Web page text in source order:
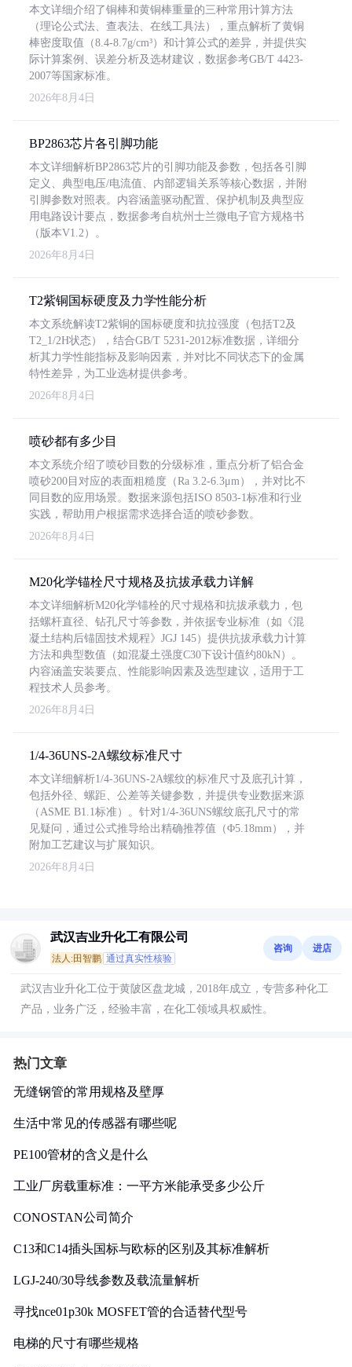
本文详细介绍了铜棒和黄铜棒重量的三种常用计算方法
（理论公式法、查表法、在线工具法），重点解析了黄铜
棒密度取值（8.4-8.7g/cm³）和计算公式的差异，并提供实
际计算案例、误差分析及选材建议，数据参考GB/T 4423-
2007等国家标准。
2026年8月4日
BP2863芯片各引脚功能
本文详细解析BP2863芯片的引脚功能及参数，包括各引脚
定义、典型电压/电流值、内部逻辑关系等核心数据，并附
引脚参数对照表。内容涵盖驱动配置、保护机制及典型应
用电路设计要点，数据参考自杭州士兰微电子官方规格书
（版本V1.2）。
2026年8月4日
T2紫铜国标硬度及力学性能分析
本文系统解读T2紫铜的国标硬度和抗拉强度（包括T2及
T2_1/2H状态），结合GB/T 5231-2012标准数据，详细分
析其力学性能指标及影响因素，并对比不同状态下的金属
特性差异，为工业选材提供参考。
2026年8月4日
喷砂都有多少目
本文系统介绍了喷砂目数的分级标准，重点分析了铝合金
喷砂200目对应的表面粗糙度（Ra 3.2-6.3μm），并对比不
同目数的应用场景。数据来源包括ISO 8503-1标准和行业
实践，帮助用户根据需求选择合适的喷砂参数。
2026年8月4日
M20化学锚栓尺寸规格及抗拔承载力详解
本文详细解析M20化学锚栓的尺寸规格和抗拔承载力，包
括螺杆直径、钻孔尺寸等参数，并依据专业标准（如《混
凝土结构后锚固技术规程》JGJ 145）提供抗拔承载力计算
方法和典型数值（如混凝土强度C30下设计值约80kN）。
内容涵盖安装要点、性能影响因素及选型建议，适用于工
程技术人员参考。
2026年8月4日
1/4-36UNS-2A螺纹标准尺寸
本文详细解析1/4-36UNS-2A螺纹的标准尺寸及底孔计算，
包括外径、螺距、公差等关键参数，并提供专业数据来源
（ASME B1.1标准）。针对1/4-36UNS螺纹底孔尺寸的常
见疑问，通过公式推导给出精确推荐值（Φ5.18mm），并
附加工艺建议与扩展知识。
2026年8月4日
武汉吉业升化工有限公司
法人:田智鹏 通过真实性核验
咨询 进店
武汉吉业升化工位于黄陂区盘龙城，2018年成立，专营多种化工
产品，业务广泛，经验丰富，在化工领域具权威性。
热门文章
无缝钢管的常用规格及壁厚
生活中常见的传感器有哪些呢
PE100管材的含义是什么
工业厂房载重标准：一平方米能承受多少公斤
CONOSTAN公司简介
C13和C14插头国标与欧标的区别及其标准解析
LGJ-240/30导线参数及载流量解析
寻找nce01p30k MOSFET管的合适替代型号
电梯的尺寸有哪些规格